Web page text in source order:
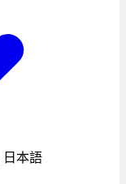
日本語